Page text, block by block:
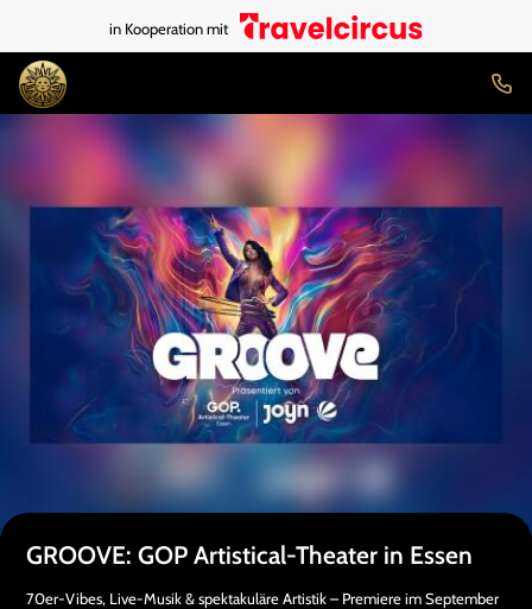
in Kooperation mit
GROOVE: GOP Artistical-Theater in Essen
70er-Vibes, Live-Musik & spektakuläre Artistik – Premiere im September